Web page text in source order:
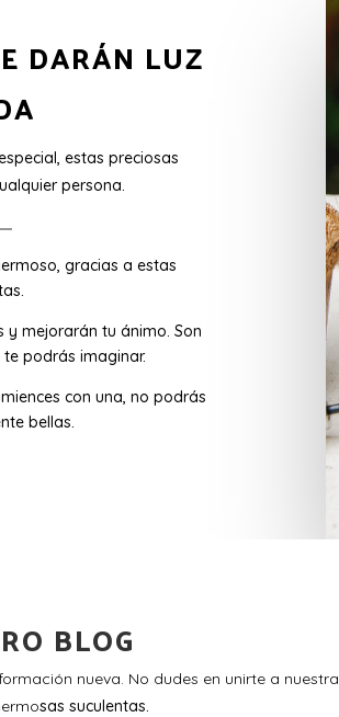
DARÁN LUZ
estas preciosas
persona.
gracias a estas
y mejorarán tu ánimo. Son
podrás imaginar.
con una, no podrás
bellas.
BLOG
nueva. No dudes en unirte a nuestra
sas suculentas.